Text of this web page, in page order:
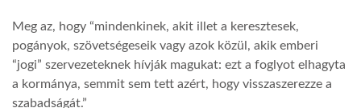
GLOBOZSARU
Meg az, hogy “mindenkinek, akit illet a keresztesek,
pogányok, szövetségeseik vagy azok közül, akik emberi
“jogi” szervezeteknek hívják magukat: ezt a foglyot elhagyta
a kormánya, semmit sem tett azért, hogy visszaszerezze a
szabadságát.”